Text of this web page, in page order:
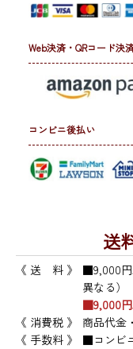
Web決済・QRコード決
コンビニ後払い
送
《 送 料 》
■9,000円
異なる）
■9,000
《 消費税 》
商品代金
《 手数料 》
■コンビ